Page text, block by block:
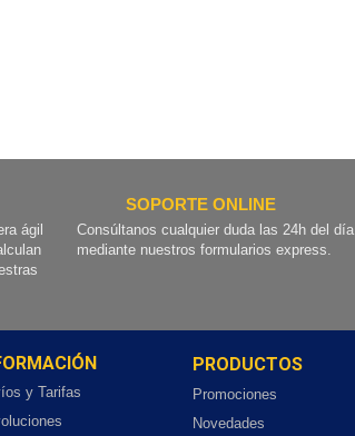
ágil
SOPORTE ONLINE
Consúltanos cualquier duda las 24h del día
mediante nuestros formularios express.
y Tarifas
PRODUCTOS
Promociones
Novedades